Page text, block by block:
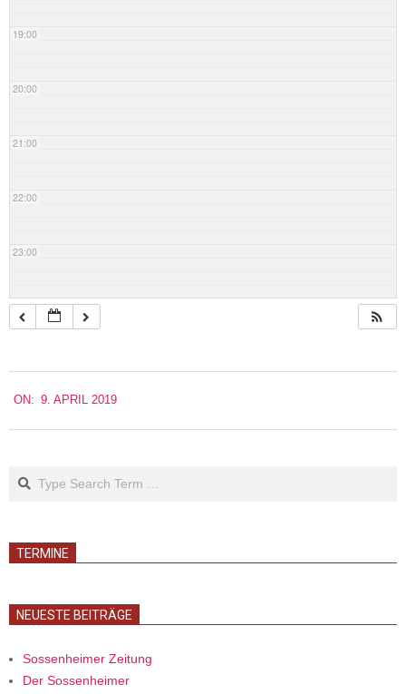
19:00
20:00
21:00
22:00
23:00
04-
09
ON: 9. APRIL 2019
TERMINE
NEUESTE BEITRÄGE
Sossenheimer Zeitung
Der Sossenheimer